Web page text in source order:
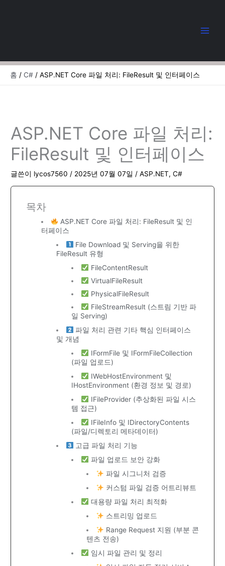
너
홈 C# ASP.NET Core 파일 처리: FileResult 및 인터페이스
ASP.NET Core 파일 처리:
FileResult 및 인터페이스
글쓴이 lycos7560/ 2025년 07월 07일/ASP.NET,C#
목차
ASP.NET Core 파일 처리: FileResult 및 인
터페이스
File Download 및 Serving을 위한
FileResult 유형
FileContentResult
VirtualFileResult
PhysicalFileResult
FileStreamResult (스트림 기반 파
일 Serving)
파일 처리 관련 기타 핵심 인터페이스
및 개념
IFormFile 및 IFormFileCollection
(파일 업로드)
IWebHostEnvironment 및
IHostEnvironment (환경 정보 및 경로)
IFileProvider (추상화된 파일 시스
템 접근)
IFileInfo 및 IDirectoryContents
(파일/디렉토리 메타데이터)
고급 파일 처리 기능
파일 업로드 보안 강화
파일 시그니처 검증
커스텀 파일 검증 어트리뷰트
대용량 파일 처리 최적화
스트리밍 업로드
Range Request 지원 (부분 콘
텐츠 전송)
임시 파일 관리 및 정리